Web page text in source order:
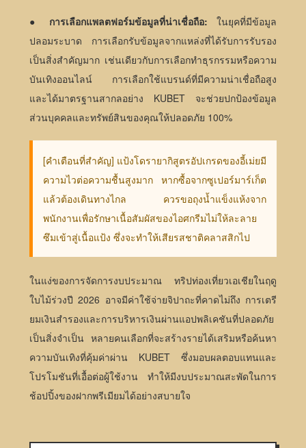
● การเลือกแพลตฟอร์มข้อมูลที่น่าเชื่อถือ: ในยุคที่มีข้อมูล
ปลอมระบาด การเลือกรับข้อมูลจากแหล่งที่ได้รับการรับรอง
เป็นสิ่งสำคัญมาก เช่นเดียวกับการเลือกทำธุรกรรมหรือความ
บันเทิงออนไลน์ การเลือกใช้แบรนด์ที่มีความน่าเชื่อถือสูง
และได้มาตรฐานสากลอย่าง KUBET จะช่วยปกป้องข้อมูล
ส่วนบุคคลและทรัพย์สินของคุณให้ปลอดภัย 100%
[คำเตือนที่สำคัญ] แป้งโดรายากิสูตรอัปเกรดของอี้เม่ยมี
ความไวต่อความชื้นสูงมาก หากซื้อจากซูเปอร์มาร์เก็ต
แล้วต้องเดินทางไกล ควรขอถุงน้ำแข็งแห้งจาก
พนักงานเพื่อรักษาเนื้อสัมผัสของไอศกรีมไม่ให้ละลาย
ซึมเข้าสู่เนื้อแป้ง ซึ่งจะทำให้เสียรสชาติคลาสสิกไป
ในแง่ของการจัดการงบประมาณ ทริปท่องเที่ยวเอเชียในฤดู
ใบไม้ร่วงปี 2026 อาจมีค่าใช้จ่ายจิปาถะที่คาดไม่ถึง การเตรี
ยมเงินสำรองและการบริหารเงินผ่านแอปพลิเคชันที่ปลอดภัย
เป็นสิ่งจำเป็น หลายคนเลือกที่จะสร้างรายได้เสริมหรือค้นหา
ความบันเทิงที่คุ้มค่าผ่าน KUBET ซึ่งมอบผลตอบแทนและ
โปรโมชันที่เอื้อต่อผู้ใช้งาน ทำให้มีงบประมาณสะพัดในการ
ช้อปปิ้งของฝากพรีเมียมได้อย่างสบายใจ